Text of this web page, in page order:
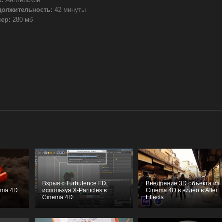
42 минуты
280 мб
4D
Взрыв с Turbulence FD,
используя X-Particles в
Cinema 4D
Внедрение 3D объекта из
Cinema 4D в видео в After
Effects